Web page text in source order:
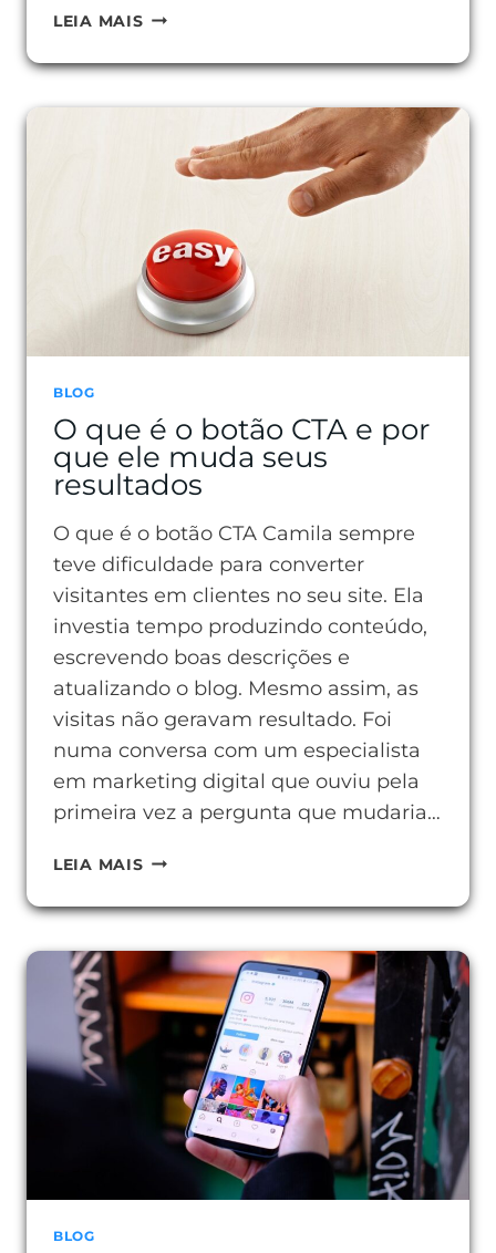
LEIA MAISCOMO
EFICIENTES
PARA
MAIS.
BLOG
O que é o botão CTA e por
que ele muda seus
resultados
O que é o botão CTA Camila sempre
teve dificuldade para converter
visitantes em clientes no seu site. Ela
investia tempo produzindo conteúdo,
escrevendo boas descrições e
atualizando o blog. Mesmo assim, as
visitas não geravam resultado. Foi
numa conversa com um especialista
em marketing digital que ouviu pela
primeira vez a pergunta que mudaria…
LEIA MAISO
O
BOTÃO
CTA
E
POR
ELE
SEUS
BLOG